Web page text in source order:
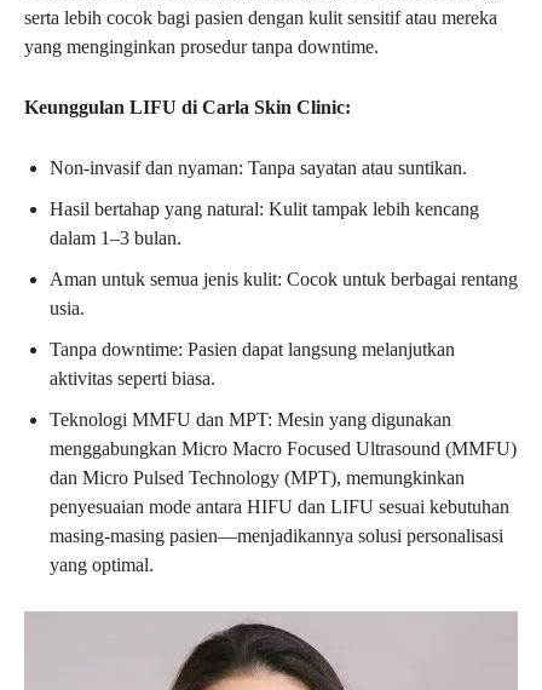
serta lebih cocok bagi pasien dengan kulit sensitif atau mereka
yang menginginkan prosedur tanpa downtime.
Keunggulan LIFU di Carla Skin Clinic:
Non-invasif dan nyaman: Tanpa sayatan atau suntikan.
Hasil bertahap yang natural: Kulit tampak lebih kencang
dalam 1–3 bulan.
Aman untuk semua jenis kulit: Cocok untuk berbagai rentang
usia.
Tanpa downtime: Pasien dapat langsung melanjutkan
aktivitas seperti biasa.
Teknologi MMFU dan MPT: Mesin yang digunakan
menggabungkan Micro Macro Focused Ultrasound (MMFU)
dan Micro Pulsed Technology (MPT), memungkinkan
penyesuaian mode antara HIFU dan LIFU sesuai kebutuhan
masing-masing pasien—menjadikannya solusi personalisasi
yang optimal.